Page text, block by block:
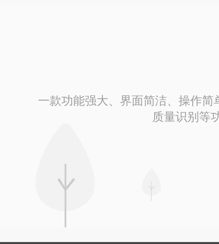
一款功能强大、界面简洁、操作简
质量识别等